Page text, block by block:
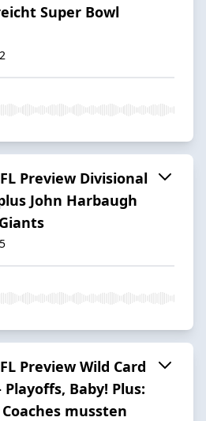
Super Bowl
Preview Divisional
John Harbaugh
Preview Wild Card
Playoffs, Baby! Plus:
mussten